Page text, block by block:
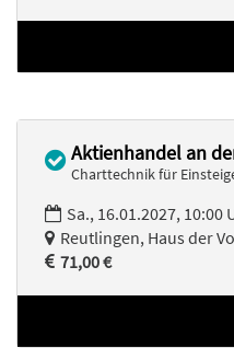
Aktienhandel an
Charttechnik für
Sa., 16.01.2027, 10:00
Reutlingen, Haus der
71,00 €